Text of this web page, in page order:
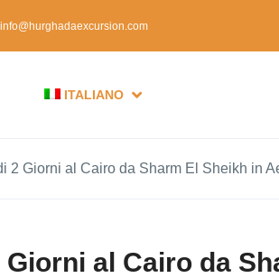
info@hurghadaexcursion.com
ITALIANO
2 Giorni al Cairo da Sharm El Sheikh in
Giorni al Cairo da